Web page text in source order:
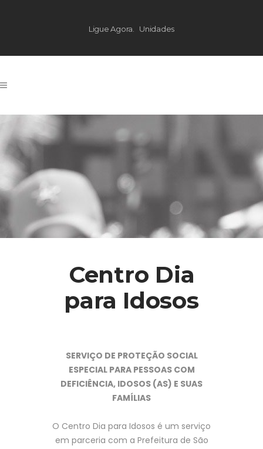
Ligue Agora. Unidades
Centro Dia
para Idosos
SERVIÇO DE PROTEÇÃO SOCIAL
ESPECIAL PARA PESSOAS COM
DEFICIÊNCIA, IDOSOS (AS) E SUAS
FAMÍLIAS
O Centro Dia para Idosos é um serviço
em parceria com a Prefeitura de São